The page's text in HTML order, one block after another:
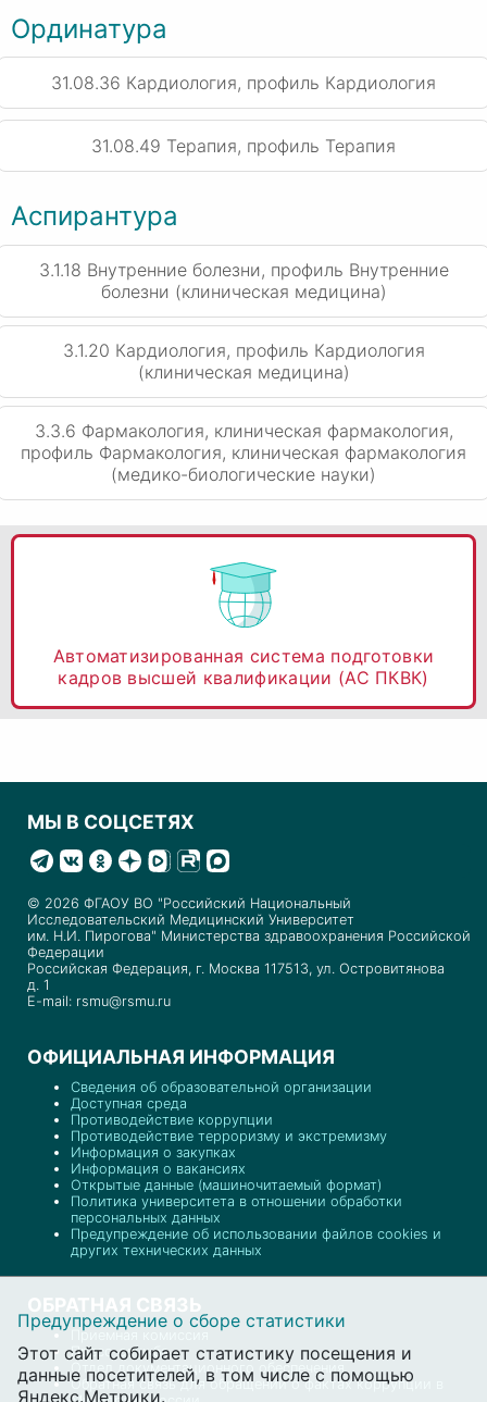
Ординатура
31.08.36 Кардиология, профиль Кардиология
31.08.49 Терапия, профиль Терапия
Аспирантура
3.1.18 Внутренние болезни, профиль Внутренние
болезни (клиническая медицина)
3.1.20 Кардиология, профиль Кардиология
(клиническая медицина)
3.3.6 Фармакология, клиническая фармакология,
профиль Фармакология, клиническая фармакология
(медико-биологические науки)
Автоматизированная система подготовки
кадров высшей квалификации (АС ПКВК)
МЫ В СОЦСЕТЯХ
© 2026 ФГАОУ ВО "Российский Национальный
Исследовательский Медицинский Университет
им. Н.И. Пирогова" Министерства здравоохранения Российской
Федерации
Российская Федерация, г. Москва 117513, ул. Островитянова
д. 1
E-mail: rsmu@rsmu.ru
ОФИЦИАЛЬНАЯ ИНФОРМАЦИЯ
Сведения об образовательной организации
Доступная среда
Противодействие коррупции
Противодействие терроризму и экстремизму
Информация о закупках
Информация о вакансиях
Открытые данные (машиночитаемый формат)
Политика университета в отношении обработки
персональных данных
Предупреждение об использовании файлов cookies и
других технических данных
ОБРАТНАЯ СВЯЗЬ
Приемная комиссия
Пресс-служба
Отдел документационного обеспечения
Обратная связь для обращений о фактах коррупции в
Предупреждение о сборе статистики
Этот сайт собирает статистику посещения и
данные посетителей, в том числе с помощью
Яндекс.Метрики.